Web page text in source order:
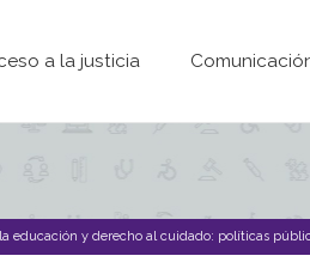
a la justicia
la educación y derecho al cuidado: políticas